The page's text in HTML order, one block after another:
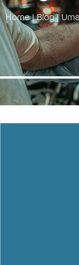
Home|Blog|